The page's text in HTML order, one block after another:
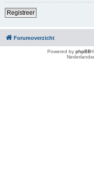
Registreer
Forumoverzicht
Powered by phpBB